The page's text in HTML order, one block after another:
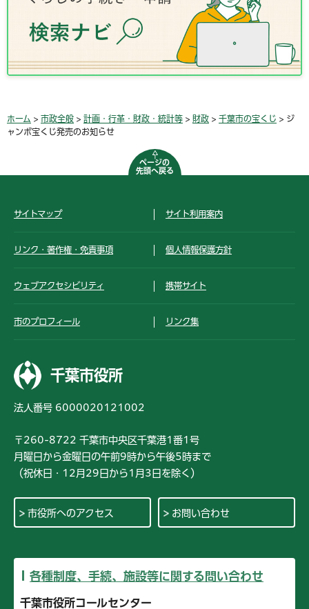
ホーム > 市政全般 > 計画・行革・財政・統計等 > 財政 > 千葉市の宝くじ > ジ
ャンボ宝くじ発売のお知らせ
ページの
先頭へ戻る
サイトマップ サイト利用案内
リンク・著作権・免責事項 個人情報保護方針
ウェブアクセシビリティ 携帯サイト
市のプロフィール リンク集
千葉市役所
法人番号 6000020121002
〒260-8722 千葉市中央区千葉港1番1号
月曜日から金曜日の午前9時から午後5時まで
（祝休日・12月29日から1月3日を除く）
市役所へのアクセス お問い合わせ
各種制度、手続、施設等に関する問い合わせ
千葉市役所コールセンター